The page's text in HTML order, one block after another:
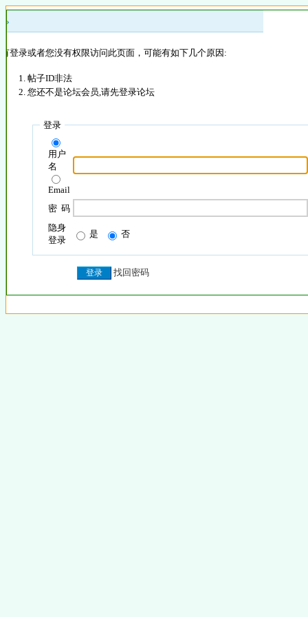
»
登录或者您没有权限访问此页面，可能有如下几个原因:
帖子ID非法
您还不是论坛会员,请先登录论坛
登录
用户
名
Email
密 码
隐身
登录
是 否
找回密码